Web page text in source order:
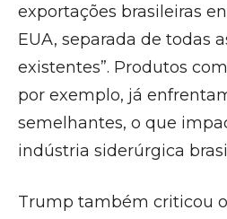
exportações brasileiras
EUA, separada de todas
existentes”. Produtos
por exemplo, já
semelhantes, o que
indústria siderúrgica
Trump também criticou